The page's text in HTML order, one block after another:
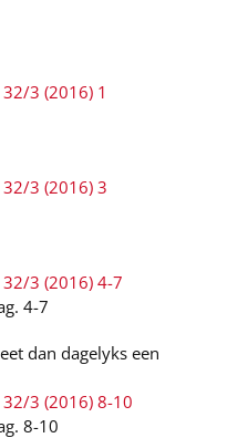
3 (2016) 1
3 (2016) 3
3 (2016) 4-7
4-7
dan dagelyks een
3 (2016) 8-10
8-10